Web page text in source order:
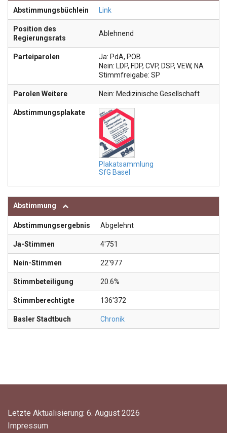
Abstimmungsbüchlein Link
Position des
Regierungsrats
Ablehnend
Parteiparolen
Ja: PdA, POB
Nein: LDP, FDP, CVP, DSP, VEW, NA
Stimmfreigabe: SP
Parolen Weitere Nein: Medizinische Gesellschaft
Abstimmungsplakate
Plakatsammlung
SfG Basel
Abstimmung
Abstimmungsergebnis Abgelehnt
Ja-Stimmen 4'751
Nein-Stimmen 22'977
Stimmbeteiligung 20.6%
Stimmberechtigte 136'372
Basler Stadtbuch Chronik
Letzte Aktualisierung: 6. August 2026
Impressum